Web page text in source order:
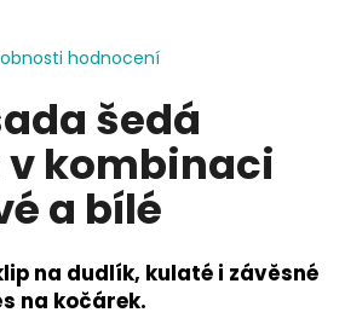
hodnocení
šedá
kombinaci
a bílé
na dudlík, kulaté i závěsné
na kočárek.
HLEDAT